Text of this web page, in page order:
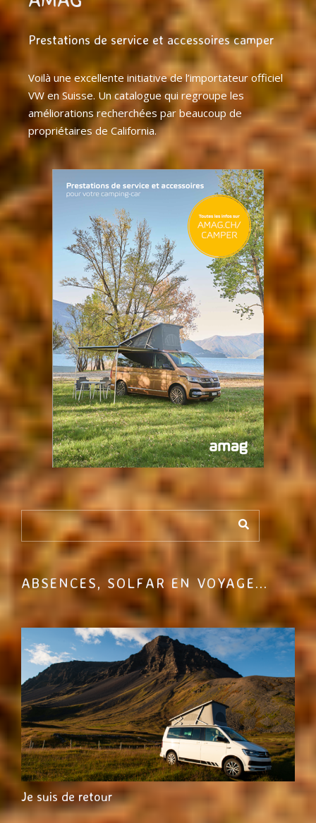
Prestations de service et accessoires camper
Voilà une excellente initiative de l’importateur officiel
VW en Suisse. Un catalogue qui regroupe les
améliorations recherchées par beaucoup de
propriétaires de California.
ABSENCES, SOLFAR EN VOYAGE...
Je suis de retour